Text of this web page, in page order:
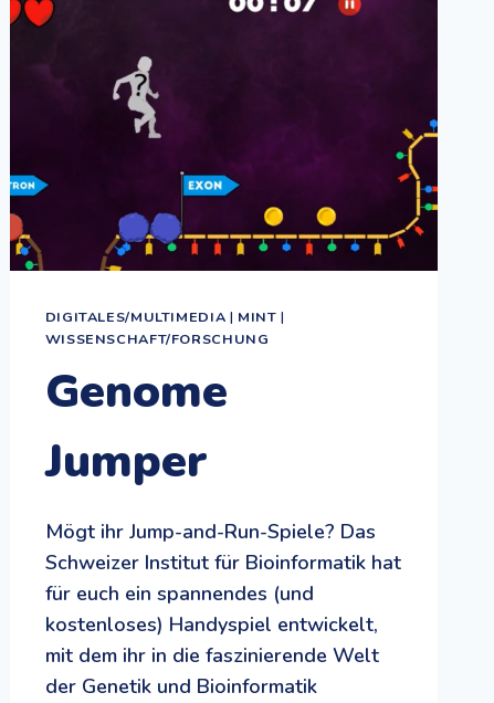
KÖRPER:
EIN
VERRÜCKT-
KÖRPERSPEZIAL
DIGITALES/MULTIMEDIA | MINT |
WISSENSCHAFT/FORSCHUNG
Genome
Jumper
Mögt ihr Jump-and-Run-Spiele? Das
Schweizer Institut für Bioinformatik hat
für euch ein spannendes (und
kostenloses) Handyspiel entwickelt,
mit dem ihr in die faszinierende Welt
der Genetik und Bioinformatik